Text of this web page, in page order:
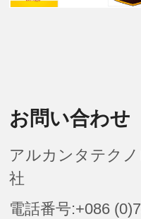
お問い合わせ
アルカンタテク
社
電話番号:+086